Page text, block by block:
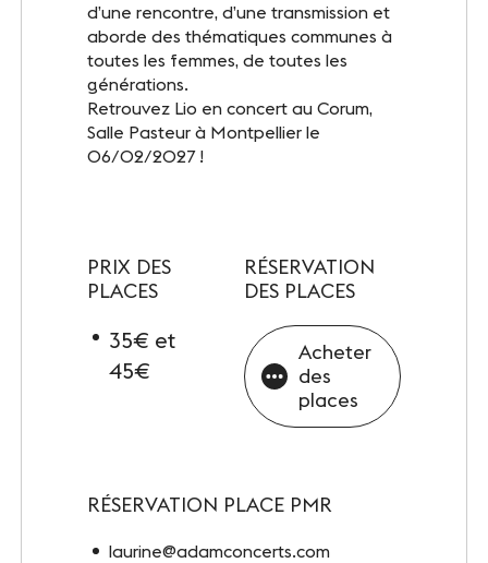
SUIVEZ-NOUS
Facebook
d’une rencontre, d’une transmission et
aborde des thématiques communes à
toutes les femmes, de toutes les
générations.
Retrouvez Lio en concert au Corum,
Salle Pasteur à Montpellier le
06/02/2027 !
PRIX DES
PLACES
35€ et
45€
RÉSERVATION
DES PLACES
Acheter
des
places
RÉSERVATION PLACE PMR
laurine@adamconcerts.com